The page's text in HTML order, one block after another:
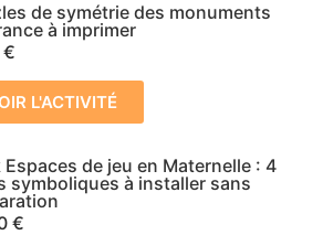
de symétrie des monuments
à imprimer
€
L'ACTIVITÉ
Espaces de jeu en Maternelle : 4
symboliques à installer sans
€